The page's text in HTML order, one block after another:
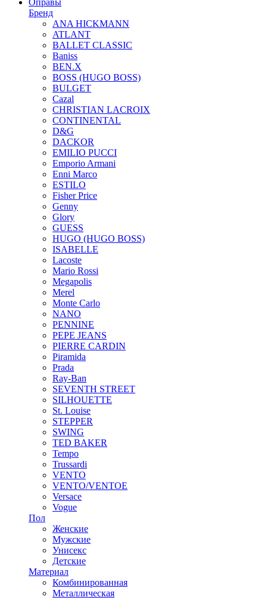
Бренд
ANA HICKMANN
ATLANT
BALLET CLASSIC
Baniss
BEN.X
BOSS (HUGO BOSS)
BULGET
Cazal
CHRISTIAN LACROIX
CONTINENTAL
D&G
DACKOR
EMILIO PUCCI
Emporio Armani
Enni Marco
ESTILO
Fisher Price
Genny
Glory
GUESS
HUGO (HUGO BOSS)
ISABELLE
Lacoste
Mario Rossi
Megapolis
Merel
Monte Carlo
NANO
PENNINE
PEPE JEANS
PIERRE CARDIN
Piramida
Prada
Ray-Ban
SEVENTH STREET
SILHOUETTE
St. Louise
STEPPER
SWING
TED BAKER
Tempo
Trussardi
VENTO
VENTO/VENTOE
Versace
Vogue
Пол
Женские
Мужские
Унисекс
Детские
Материал
Комбинированная
Металлическая